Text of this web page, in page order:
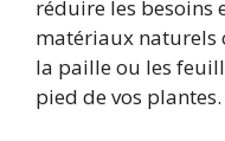
réduire les besoins
matériaux naturels
la paille ou les
pied de vos plantes.